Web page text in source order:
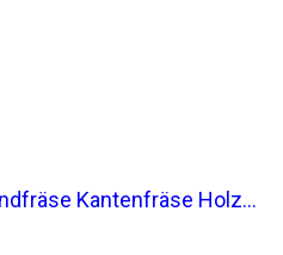
Kantenfräse Holz...